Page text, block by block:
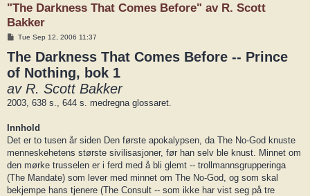
"The Darkness That Comes Before" av R. Scott
Bakker
P
s
t
Tue Sep 12, 2006 11:37
The Darkness That Comes Before -- Prince
of Nothing, bok 1
av R. Scott Bakker
2003, 638 s., 644 s. medregna glossaret.
Innhold
Det er to tusen år siden Den første apokalypsen, da The No-God knuste
menneskehetens største sivilisasjoner, før han selv ble knust. Minnet om
den mørke trusselen er i ferd med å bli glemt -- trollmannsgrupperinga
(The Mandate) som lever med minnet om The No-God, og som skal
bekjempe hans tjenere (The Consult -- som ikke har vist seg på tre